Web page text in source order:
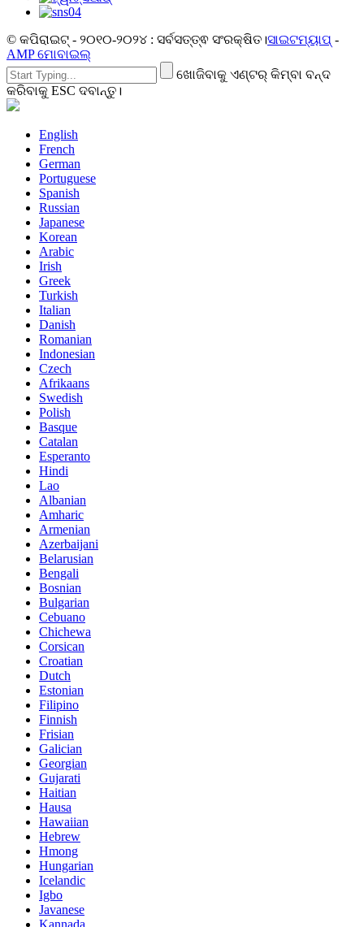
© କପିରାଇଟ୍ - ୨୦୧୦-୨୦୨୪ : ସର୍ବସତ୍ତ୍ଵ ସଂରକ୍ଷିତ।ସାଇଟମ୍ୟାପ୍ -
AMP ମୋବାଇଲ୍
ଖୋଜିବାକୁ ଏଣ୍ଟର୍ କିମ୍ବା ବନ୍ଦ
କରିବାକୁ ESC ଦବାନ୍ତୁ।
English
French
German
Portuguese
Spanish
Russian
Japanese
Korean
Arabic
Irish
Greek
Turkish
Italian
Danish
Romanian
Indonesian
Czech
Afrikaans
Swedish
Polish
Basque
Catalan
Esperanto
Hindi
Lao
Albanian
Amharic
Armenian
Azerbaijani
Belarusian
Bengali
Bosnian
Bulgarian
Cebuano
Chichewa
Corsican
Croatian
Dutch
Estonian
Filipino
Finnish
Frisian
Galician
Georgian
Gujarati
Haitian
Hausa
Hawaiian
Hebrew
Hmong
Hungarian
Icelandic
Igbo
Javanese
Kannada